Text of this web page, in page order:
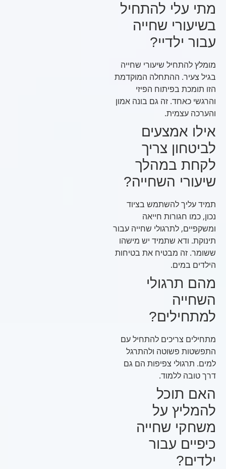
מתי עלי להתחיל
בשיעורי שחייה
עבור ילדיי?
מומלץ להתחיל שיעורי שחייה
בגיל צעיר. ההתחלה המוקדמת
הזו תומכת בפיתוח הפיזי
והרגשי כאחד. זה גם בונה אמון
והערכה עצמית.
אילו אמצעים
לביטחון צריך
לקחת במהלך
שיעורי השחייה?
תמיד עליך להשתמש בציוד
נכון, כמו חגורות חייאה
ומשקפיים, לתרגולי שחייה עבור
תינוקת. ודא שתמיד יש מישהו
ששומר. זה מבטיח את בטיחות
הילדים במים.
מהם תרגולי
השחייה
למתחילים?
מתחילים צריכים להתחיל עם
התפשטות פשוטה ולהתרגל
למים. תרגולי צפיפות הם גם
דרך טובה ללמוד.
האם תוכל
להמליץ על
משחקי שחייה
כיפיים עבור
ילדים?